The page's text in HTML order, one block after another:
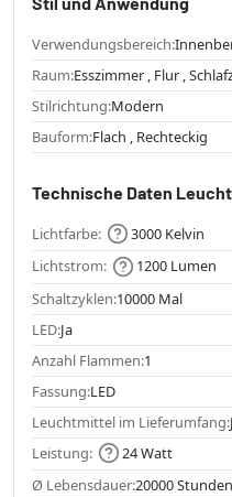
Verwendungsbereich:
Raum:Esszimmer , Flur ,
Stilrichtung:Modern
Bauform:Flach , Rechteckig
Technische Daten
Lichtfarbe:
3000 Kelvin
Lichtstrom:
1200 Lumen
Schaltzyklen:10000 Mal
LED:Ja
Anzahl Flammen:1
Fassung:LED
Leuchtmittel im Lieferumfang:
Leistung:
24 Watt
Ø Lebensdauer:20000 Stunden